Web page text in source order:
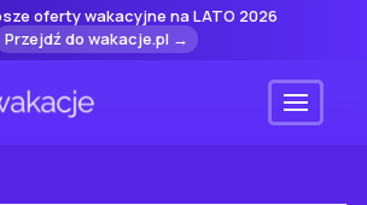
oferty wakacyjne na LATO 2026
Przejdź do wakacje.pl →
Menu